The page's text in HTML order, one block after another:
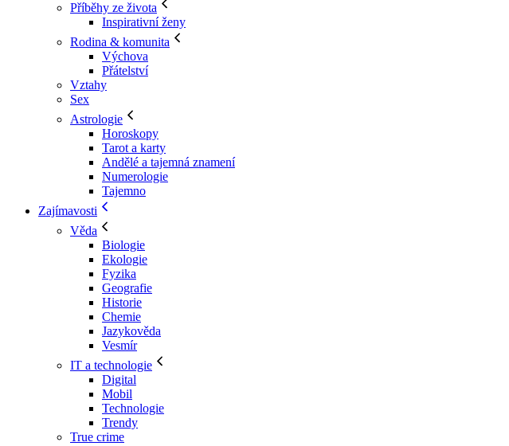
Příběhy ze života
Inspirativní ženy
Rodina & komunita
Výchova
Přátelství
Vztahy
Sex
Astrologie
Horoskopy
Tarot a karty
Andělé a tajemná znamení
Numerologie
Tajemno
Zajímavosti
Věda
Biologie
Ekologie
Fyzika
Geografie
Historie
Chemie
Jazykověda
Vesmír
IT a technologie
Digital
Mobil
Technologie
Trendy
True crime